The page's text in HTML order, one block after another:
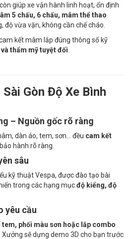
giúp xe vận hành linh hoạt, ổn định
5 chấu, 6 chấu, mâm thể thao
độ vừa vặn, không cần chế cháo.
kết mâm lắp đúng thông số kỹ
thẩm mỹ tuyệt đối
Gòn Độ Xe Bình
– Nguồn gốc rõ ràng
dàn áo, tem, sơn… đều cam kết
hành rõ ràng.
sâu
kỹ thuật Vespa, được đào tạo bài
trong các hạng mụcđộ kiểng, độ
yêu cầu
phối màu sơn hoặc lắp combo
Xưởng sẽ dựng demo 3D cho bạn trước